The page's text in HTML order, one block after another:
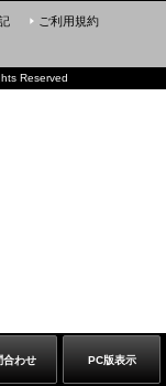
合わせ PC版表示
ご利用規約
Reserved